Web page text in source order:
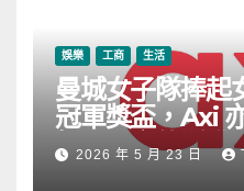
娛樂 工商 生活
曼城女子隊捧起
冠軍獎盃，Axi
根源」宣傳活動
2026 年 5 月 23 日